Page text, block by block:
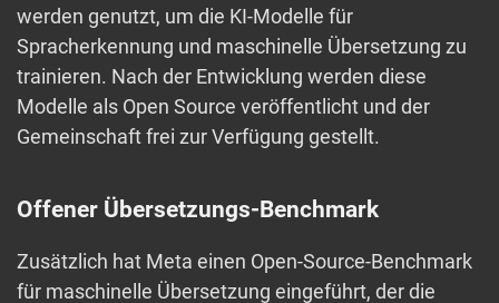
werden genutzt, um die KI-Modelle für
Spracherkennung und maschinelle Übersetzung zu
trainieren. Nach der Entwicklung werden diese
Modelle als Open Source veröffentlicht und der
Gemeinschaft frei zur Verfügung gestellt.
Offener Übersetzungs-Benchmark
Zusätzlich hat Meta einen Open-Source-Benchmark
für maschinelle Übersetzung eingeführt, der die